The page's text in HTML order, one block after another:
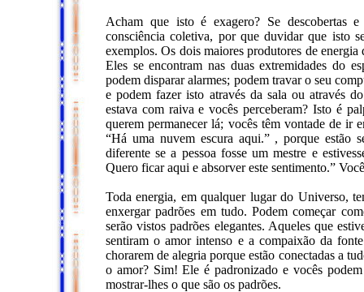
Acham que isto é exagero? Se descobertas
consciência coletiva, por que duvidar que isto
exemplos. Os dois maiores produtores de
Eles se encontram nas duas extremidades do
podem disparar alarmes; podem travar o seu
e podem fazer isto através da sala ou através
estava com raiva e vocês perceberam? Isto é
querem permanecer lá; vocês têm vontade de ir
“Há uma nuvem escura aqui.” , porque estão
diferente se a pessoa fosse um mestre e
Quero ficar aqui e absorver este sentimento.”
Toda energia, em qualquer lugar do Universo,
enxergar padrões em tudo. Podem começar
serão vistos padrões elegantes. Aqueles que
sentiram o amor intenso e a compaixão da
chorarem de alegria porque estão conectadas a
o amor? Sim! Ele é padronizado e vocês
mostrar-lhes o que são os padrões.